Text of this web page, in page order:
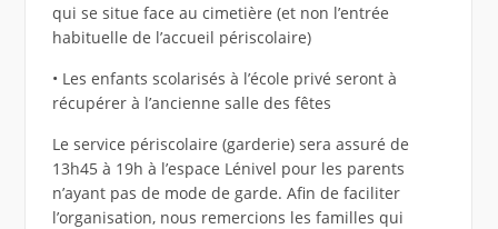
qui se situe face au cimetière (et non l’entrée
habituelle de l’accueil périscolaire)
• Les enfants scolarisés à l’école privé seront à
récupérer à l’ancienne salle des fêtes
Le service périscolaire (garderie) sera assuré de
13h45 à 19h à l’espace Lénivel pour les parents
n’ayant pas de mode de garde. Afin de faciliter
l’organisation, nous remercions les familles qui